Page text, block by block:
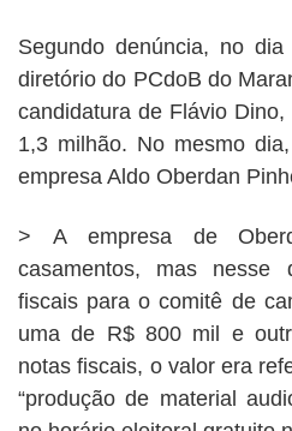
Segundo denúncia, no
diretório do PCdoB do
candidatura de Flávio
1,3 milhão. No mesmo
empresa Aldo Oberdan
> A empresa de
casamentos, mas nesse
fiscais para o comitê de
uma de R$ 800 mil e
notas fiscais, o valor era
“produção de material